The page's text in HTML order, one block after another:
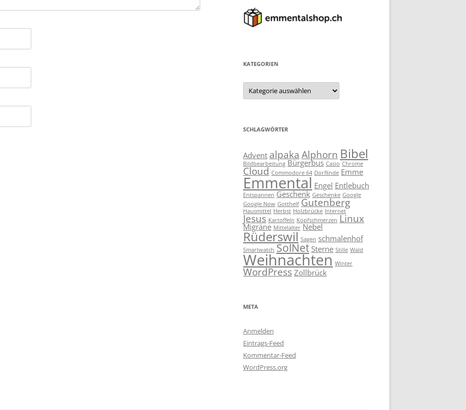
KATEGORIEN
Kategorien
SCHLAGWÖRTER
Advent alpaka Alphorn Bibel
Bildbearbeitung Bürgerbus Casio Chrome
Cloud Commodore 64 Dorflinde Emme
Emmental Engel Entlebuch
Entspannen Geschenk Geschenke Google
Google Now Gotthelf Gutenberg
Hausmittel Herbst Holzbrücke Internet
Jesus Kartoffeln Kopfschmerzen Linux
Migräne Mittelalter Nebel
Rüderswil Sagen schmalenhof
Smartwatch SolNet Sterne Stille Wald
Weihnachten Winter
WordPress Zollbrück
META
Anmelden
Eintrags-Feed
Kommentar-Feed
WordPress.org